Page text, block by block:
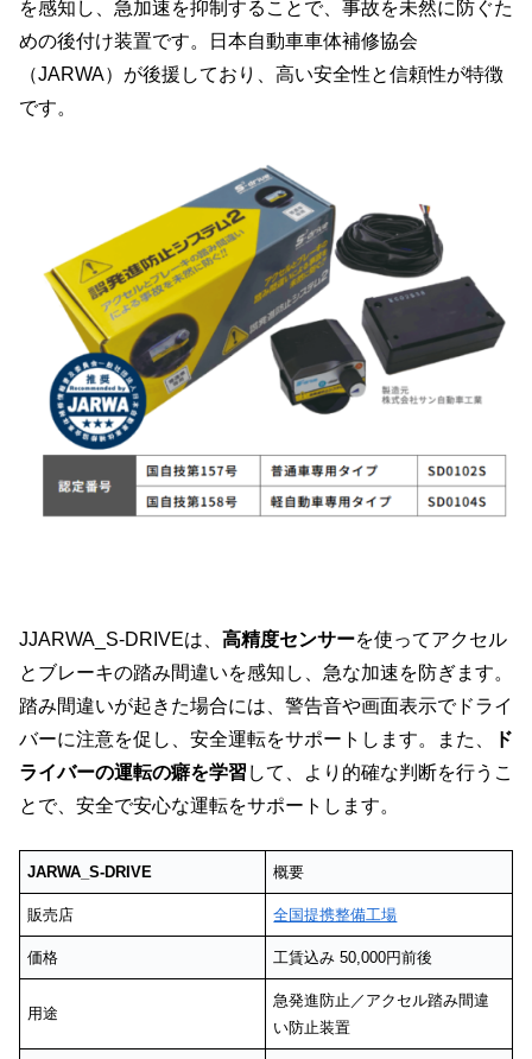
を感知し、急加速を抑制することで、事故を未然に防ぐた
めの後付け装置です。日本自動車車体補修協会
（JARWA）が後援しており、高い安全性と信頼性が特徴
です。
JJARWA_S-DRIVEは、 高精度センサーを使ってアクセル
とブレーキの踏み間違いを感知し、急な加速を防ぎます。
踏み間違いが起きた場合には、警告音や画面表示でドライ
バーに注意を促し、安全運転をサポートします。また、
ド
ライバーの運転の癖を学習 して、より的確な判断を行うこ
とで、安全で安心な運転をサポートします。
JARWA_S-DRIVE 概要
販売店 全国提携整備工場
価格 工賃込み 50,000円前後
用途
急発進防止／アクセル踏み間違
い防止装置